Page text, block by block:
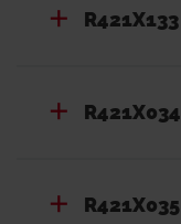
R421X133
R421X034
R421X035